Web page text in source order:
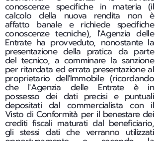
conoscenze specifiche in materia (il
calcolo della nuova rendita non è
affatto banale e richiede specifiche
conoscenze tecniche), l'Agenzia delle
Entrate ha provveduto, nonostante la
presentazione della pratica da parte
del tecnico, a comminare la sanzione
per ritardata ed errata presentazione al
proprietario dell'Immobile (ricordando
che l'Agenzia delle Entrate è in
possesso dei dati precisi e puntuali
depositati dal commercialista con il
Visto di Conformità per il benestare dei
crediti fiscali maturati dal beneficiario,
gli stessi dati che verranno utilizzati